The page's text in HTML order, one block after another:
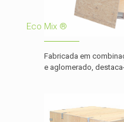
Eco Mix ®
Fabricada em
e aglomerado,